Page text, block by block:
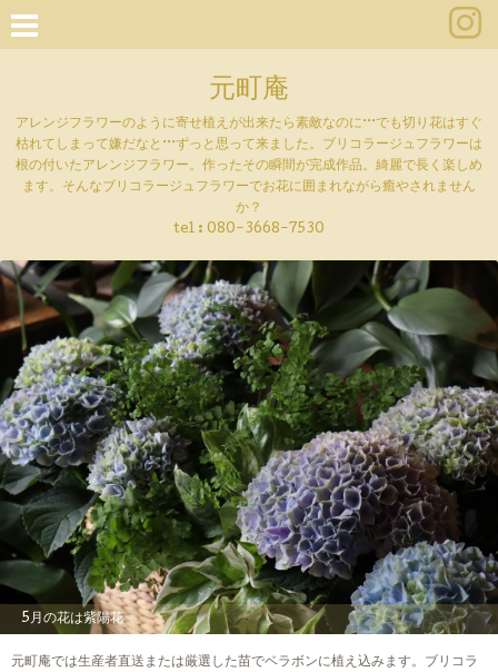
元町庵
アレンジフラワーのように寄せ植えが出来たら素敵なのに···でも切り花はすぐ
枯れてしまって嫌だなと···ずっと思って来ました。ブリコラージュフラワーは
根の付いたアレンジフラワー。作ったその瞬間が完成作品。綺麗で長く楽しめ
ます。そんなブリコラージュフラワーでお花に囲まれながら癒やされません
か？
tel : 080-3668-7530
5月の花は紫陽花
元町庵では生産者直送または厳選した苗でベラボンに植え込みます。ブリコラ